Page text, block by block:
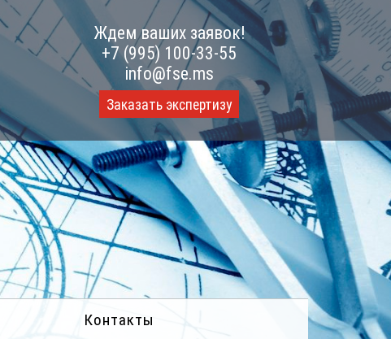
Ждем ваших заявок!
+7 (995) 100-33-55
info@fse.ms
Заказать экспертизу
Контакты